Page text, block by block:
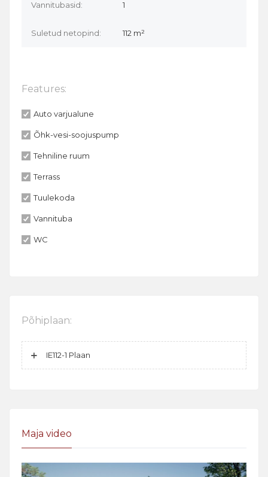
Vannitubasid: 1
Suletud netopind: 112 m²
Features:
Auto varjualune
Õhk-vesi-soojuspump
Tehniline ruum
Terrass
Tuulekoda
Vannituba
WC
Põhiplaan:
IE112-1 Plaan
Maja video